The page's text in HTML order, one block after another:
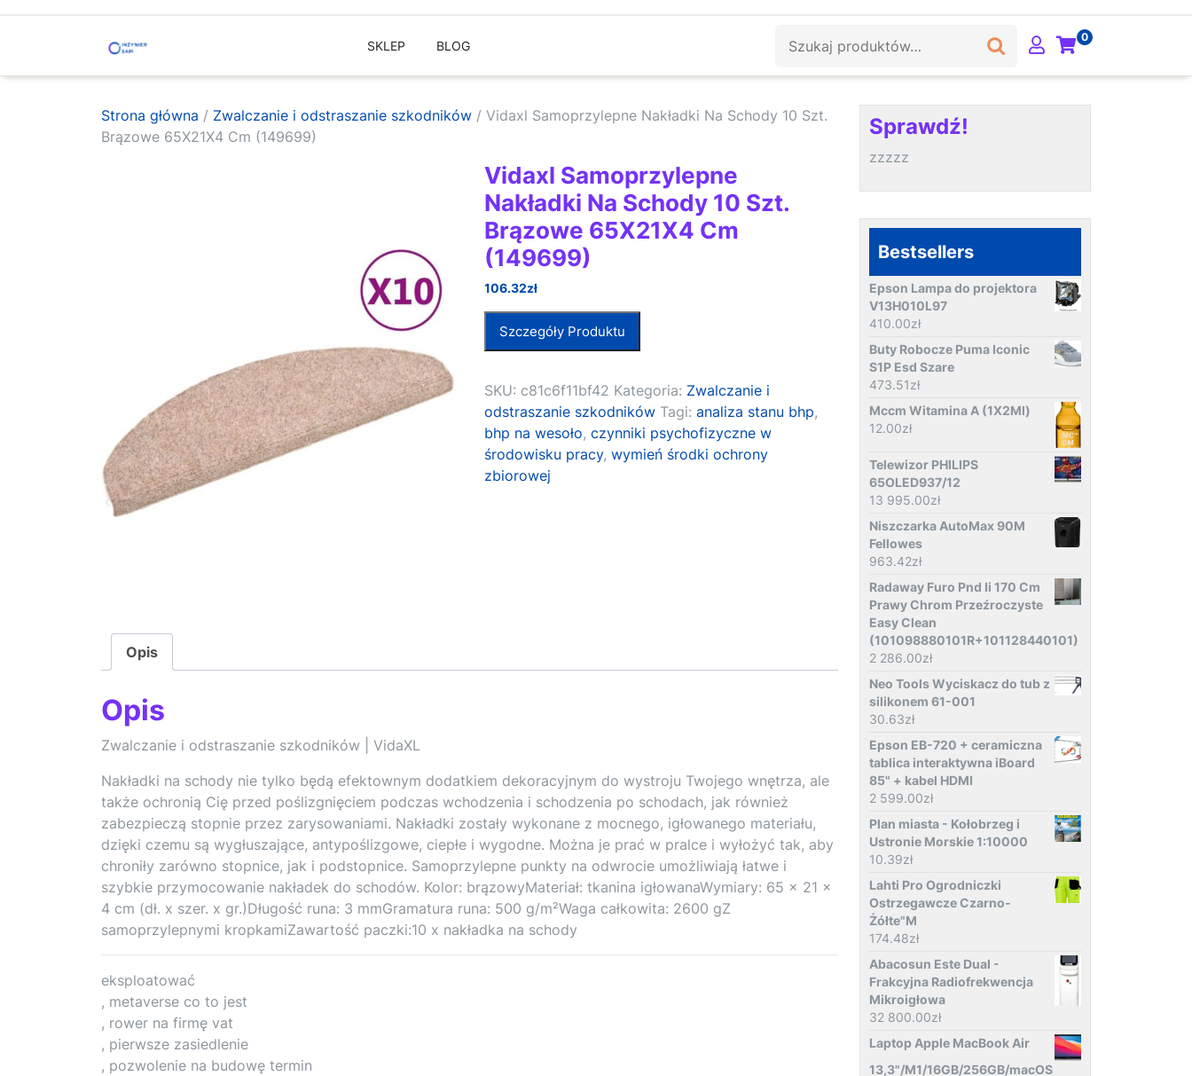
SKLEP BLOG
0
Strona główna / Zwalczanie i odstraszanie szkodników / Vidaxl Samoprzylepne Nakładki Na Schody 10 Szt.
Brązowe 65X21X4 Cm (149699)
Vidaxl Samoprzylepne
Nakładki Na Schody 10 Szt.
Brązowe 65X21X4 Cm
(149699)
106.32zł
Szczegóły Produktu
SKU: c81c6f11bf42 Kategoria: Zwalczanie i
odstraszanie szkodników Tagi:analiza stanu bhp,
bhp na wesoło,czynniki psychofizyczne w
środowisku pracy,wymień środki ochrony
zbiorowej
Opis
Opis
Zwalczanie i odstraszanie szkodników | VidaXL
Nakładki na schody nie tylko będą efektownym dodatkiem dekoracyjnym do wystroju Twojego wnętrza, ale
także ochronią Cię przed poślizgnięciem podczas wchodzenia i schodzenia po schodach, jak również
zabezpieczą stopnie przez zarysowaniami. Nakładki zostały wykonane z mocnego, igłowanego materiału,
dzięki czemu są wygłuszające, antypoślizgowe, ciepłe i wygodne. Można je prać w pralce i wyłożyć tak, aby
chroniły zarówno stopnice, jak i podstopnice. Samoprzylepne punkty na odwrocie umożliwiają łatwe i
szybkie przymocowanie nakładek do schodów. Kolor: brązowyMateriał: tkanina igłowanaWymiary: 65 x 21 x
4 cm (dł. x szer. x gr.)Długość runa: 3 mmGramatura runa: 500 g/m²Waga całkowita: 2600 gZ
samoprzylepnymi kropkamiZawartość paczki:10 x nakładka na schody
eksploatować
, metaverse co to jest
, rower na firmę vat
, pierwsze zasiedlenie
, pozwolenie na budowę termin
Sprawdź!
zzzzz
Bestsellers
Epson Lampa do projektora
V13H010L97
410.00zł
Buty Robocze Puma Iconic
S1P Esd Szare
473.51zł
Mccm Witamina A (1X2Ml)
12.00zł
Telewizor PHILIPS
65OLED937/12
13 995.00zł
Niszczarka AutoMax 90M
Fellowes
963.42zł
Radaway Furo Pnd Ii 170 Cm
Prawy Chrom Przeźroczyste
Easy Clean
(101098880101R+101128440101)
2 286.00zł
Neo Tools Wyciskacz do tub z
silikonem 61-001
30.63zł
Epson EB-720 + ceramiczna
tablica interaktywna iBoard
85" + kabel HDMI
2 599.00zł
Plan miasta - Kołobrzeg i
Ustronie Morskie 1:10000
10.39zł
Lahti Pro Ogrodniczki
Ostrzegawcze Czarno-
Żółte"M
174.48zł
Abacosun Este Dual -
Frakcyjna Radiofrekwencja
Mikroigłowa
32 800.00zł
Laptop Apple MacBook Air
13,3"/M1/16GB/256GB/macOS